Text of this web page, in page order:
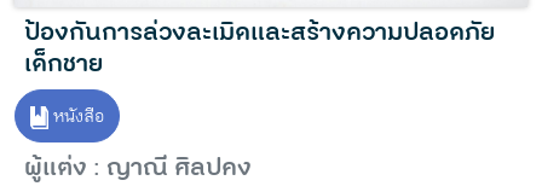
ป้องกันการล่วงละเมิดและสร้างความปลอดภัย
เด็กชาย
หนังสือ
ผู้แต่ง : ญาณี ศิลปคง